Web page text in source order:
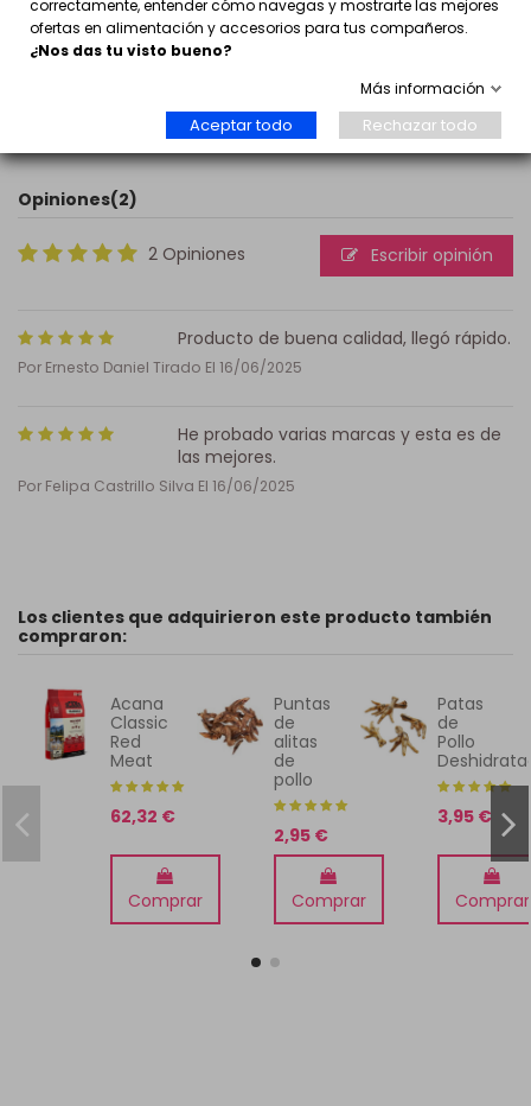
Proteína bruta: 58%
Humedad: 16%
Opiniones(2)
2 Opiniones Escribir opinión
Producto de buena calidad, llegó rápido.
Por Ernesto Daniel Tirado El 16/06/2025
He probado varias marcas y esta es de
las mejores.
Por Felipa Castrillo Silva El 16/06/2025
Los clientes que adquirieron este producto también
compraron:
Acana
Classic
Red
Meat
62,32 €
Comprar
Puntas
de
alitas
de
pollo
2,95 €
Comprar
Patas
de
Pollo
3,95 €
Comprar
correctamente, entender cómo navegas y mostrarte las mejores
ofertas en alimentación y accesorios para tus compañeros.
¿Nos das tu visto bueno?
Más información
Aceptar todo Rechazar todo